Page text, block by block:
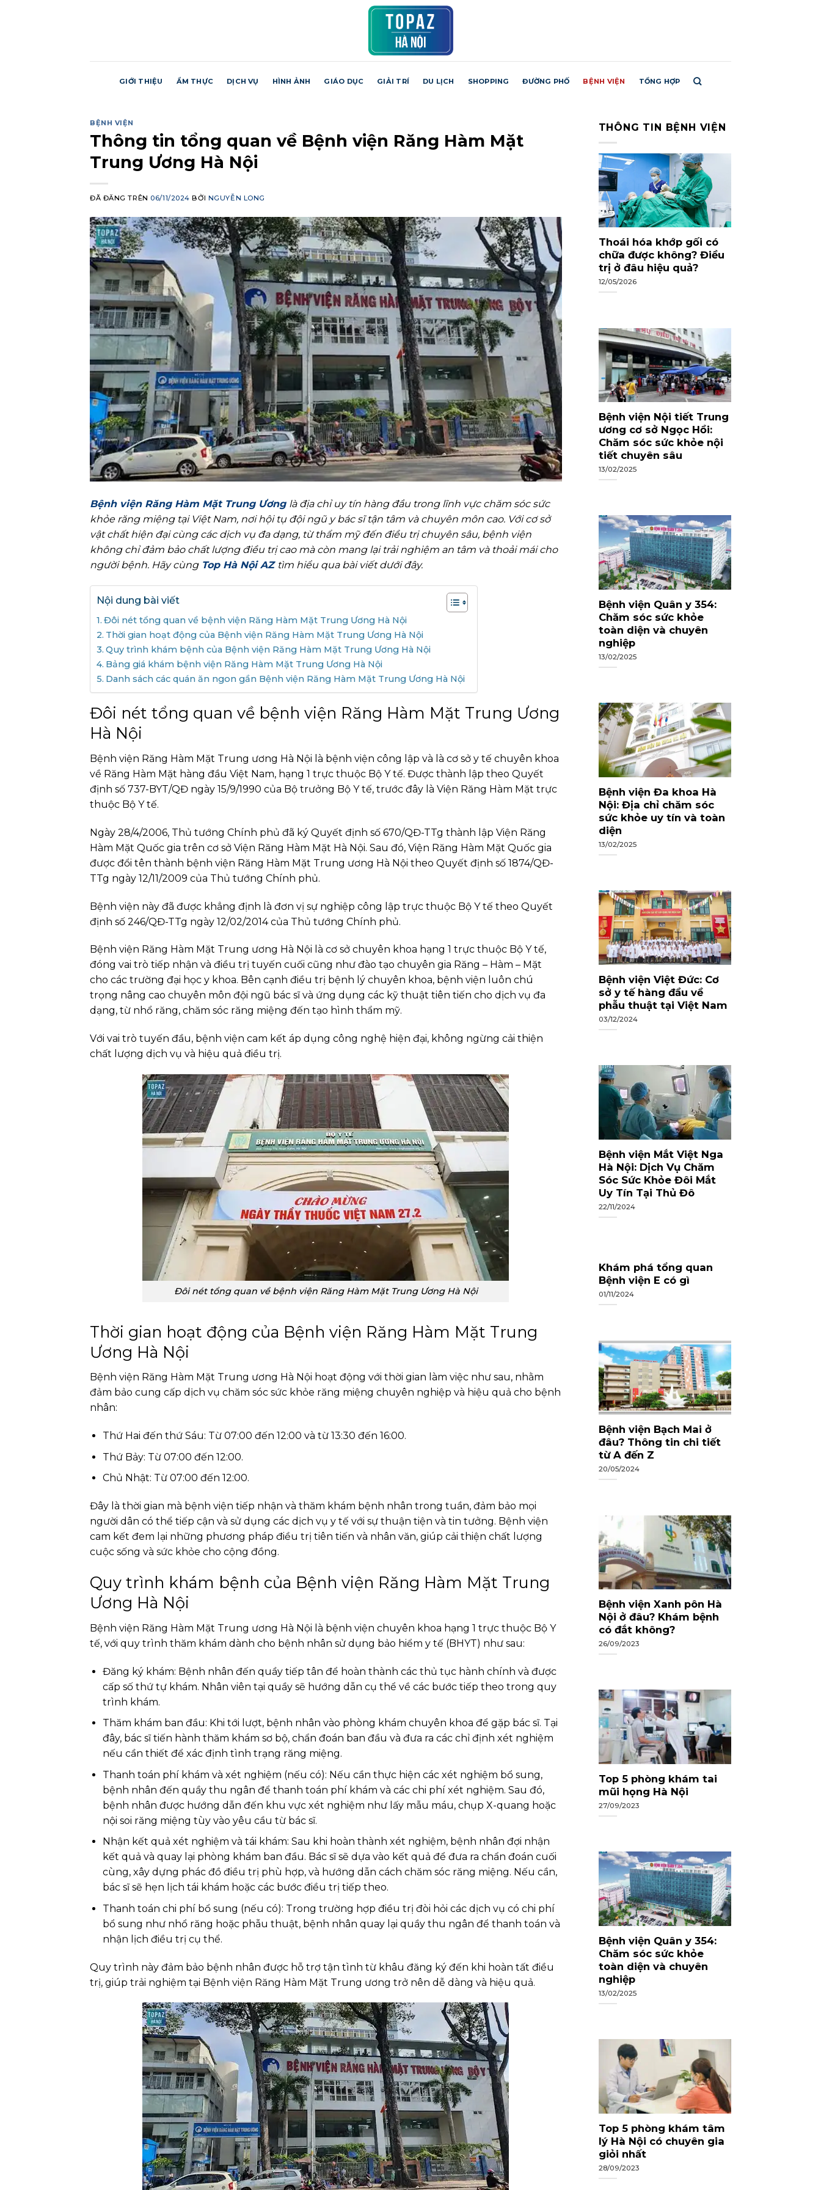
GIỚI THIỆU ẨM THỰC DỊCH VỤ HÌNH ẢNH GIÁO DỤC GIẢI TRÍ DU LỊCH SHOPPING ĐƯỜNG PHỐ BỆNH VIỆN TỔNG HỢP
BỆNH VIỆN
Thông tin tổng quan về Bệnh viện Răng Hàm Mặt
Trung Ương Hà Nội
ĐÃ ĐĂNG TRÊN 06/11/2024 BỞI NGUYỄN LONG
Bệnh viện Răng Hàm Mặt Trung Ương là địa chỉ uy tín hàng đầu trong lĩnh vực chăm sóc sức
khỏe răng miệng tại Việt Nam, nơi hội tụ đội ngũ y bác sĩ tận tâm và chuyên môn cao. Với cơ sở
vật chất hiện đại cùng các dịch vụ đa dạng, từ thẩm mỹ đến điều trị chuyên sâu, bệnh viện
không chỉ đảm bảo chất lượng điều trị cao mà còn mang lại trải nghiệm an tâm và thoải mái cho
người bệnh. Hãy cùng Top Hà Nội AZ tìm hiểu qua bài viết dưới đây.
Nội dung bài viết
Đôi nét tổng quan về bệnh viện Răng Hàm Mặt Trung Ương Hà Nội
Thời gian hoạt động của Bệnh viện Răng Hàm Mặt Trung Ương Hà Nội
Quy trình khám bệnh của Bệnh viện Răng Hàm Mặt Trung Ương Hà Nội
Bảng giá khám bệnh viện Răng Hàm Mặt Trung Ương Hà Nội
Danh sách các quán ăn ngon gần Bệnh viện Răng Hàm Mặt Trung Ương Hà Nội
Đôi nét tổng quan về bệnh viện Răng Hàm Mặt Trung Ương
Hà Nội
Bệnh viện Răng Hàm Mặt Trung ương Hà Nội là bệnh viện công lập và là cơ sở y tế chuyên khoa
về Răng Hàm Mặt hàng đầu Việt Nam, hạng 1 trực thuộc Bộ Y tế. Được thành lập theo Quyết
định số 737-BYT/QĐ ngày 15/9/1990 của Bộ trưởng Bộ Y tế, trước đây là Viện Răng Hàm Mặt trực
thuộc Bộ Y tế.
Ngày 28/4/2006, Thủ tướng Chính phủ đã ký Quyết định số 670/QĐ-TTg thành lập Viện Răng
Hàm Mặt Quốc gia trên cơ sở Viện Răng Hàm Mặt Hà Nội. Sau đó, Viện Răng Hàm Mặt Quốc gia
được đổi tên thành bệnh viện Răng Hàm Mặt Trung ương Hà Nội theo Quyết định số 1874/QĐ-
TTg ngày 12/11/2009 của Thủ tướng Chính phủ.
Bệnh viện này đã được khẳng định là đơn vị sự nghiệp công lập trực thuộc Bộ Y tế theo Quyết
định số 246/QĐ-TTg ngày 12/02/2014 của Thủ tướng Chính phủ.
Bệnh viện Răng Hàm Mặt Trung ương Hà Nội là cơ sở chuyên khoa hạng 1 trực thuộc Bộ Y tế,
đóng vai trò tiếp nhận và điều trị tuyến cuối cũng như đào tạo chuyên gia Răng – Hàm – Mặt
cho các trường đại học y khoa. Bên cạnh điều trị bệnh lý chuyên khoa, bệnh viện luôn chú
trọng nâng cao chuyên môn đội ngũ bác sĩ và ứng dụng các kỹ thuật tiên tiến cho dịch vụ đa
dạng, từ nhổ răng, chăm sóc răng miệng đến tạo hình thẩm mỹ.
Với vai trò tuyến đầu, bệnh viện cam kết áp dụng công nghệ hiện đại, không ngừng cải thiện
chất lượng dịch vụ và hiệu quả điều trị.
Đôi nét tổng quan về bệnh viện Răng Hàm Mặt Trung Ương Hà Nội
Thời gian hoạt động của Bệnh viện Răng Hàm Mặt Trung
Ương Hà Nội
Bệnh viện Răng Hàm Mặt Trung ương Hà Nội hoạt động với thời gian làm việc như sau, nhằm
đảm bảo cung cấp dịch vụ chăm sóc sức khỏe răng miệng chuyên nghiệp và hiệu quả cho bệnh
nhân:
Thứ Hai đến thứ Sáu: Từ 07:00 đến 12:00 và từ 13:30 đến 16:00.
Thứ Bảy: Từ 07:00 đến 12:00.
Chủ Nhật: Từ 07:00 đến 12:00.
Đây là thời gian mà bệnh viện tiếp nhận và thăm khám bệnh nhân trong tuần, đảm bảo mọi
người dân có thể tiếp cận và sử dụng các dịch vụ y tế với sự thuận tiện và tin tưởng. Bệnh viện
cam kết đem lại những phương pháp điều trị tiên tiến và nhân văn, giúp cải thiện chất lượng
cuộc sống và sức khỏe cho cộng đồng.
Quy trình khám bệnh của Bệnh viện Răng Hàm Mặt Trung
Ương Hà Nội
Bệnh viện Răng Hàm Mặt Trung ương Hà Nội là bệnh viện chuyên khoa hạng 1 trực thuộc Bộ Y
tế, với quy trình thăm khám dành cho bệnh nhân sử dụng bảo hiểm y tế (BHYT) như sau:
Đăng ký khám: Bệnh nhân đến quầy tiếp tân để hoàn thành các thủ tục hành chính và được
cấp số thứ tự khám. Nhân viên tại quầy sẽ hướng dẫn cụ thể về các bước tiếp theo trong quy
trình khám.
Thăm khám ban đầu: Khi tới lượt, bệnh nhân vào phòng khám chuyên khoa để gặp bác sĩ. Tại
đây, bác sĩ tiến hành thăm khám sơ bộ, chẩn đoán ban đầu và đưa ra các chỉ định xét nghiệm
nếu cần thiết để xác định tình trạng răng miệng.
Thanh toán phí khám và xét nghiệm (nếu có): Nếu cần thực hiện các xét nghiệm bổ sung,
bệnh nhân đến quầy thu ngân để thanh toán phí khám và các chi phí xét nghiệm. Sau đó,
bệnh nhân được hướng dẫn đến khu vực xét nghiệm như lấy mẫu máu, chụp X-quang hoặc
nội soi răng miệng tùy vào yêu cầu từ bác sĩ.
Nhận kết quả xét nghiệm và tái khám: Sau khi hoàn thành xét nghiệm, bệnh nhân đợi nhận
kết quả và quay lại phòng khám ban đầu. Bác sĩ sẽ dựa vào kết quả để đưa ra chẩn đoán cuối
cùng, xây dựng phác đồ điều trị phù hợp, và hướng dẫn cách chăm sóc răng miệng. Nếu cần,
bác sĩ sẽ hẹn lịch tái khám hoặc các bước điều trị tiếp theo.
Thanh toán chi phí bổ sung (nếu có): Trong trường hợp điều trị đòi hỏi các dịch vụ có chi phí
bổ sung như nhổ răng hoặc phẫu thuật, bệnh nhân quay lại quầy thu ngân để thanh toán và
nhận lịch điều trị cụ thể.
Quy trình này đảm bảo bệnh nhân được hỗ trợ tận tình từ khâu đăng ký đến khi hoàn tất điều
trị, giúp trải nghiệm tại Bệnh viện Răng Hàm Mặt Trung ương trở nên dễ dàng và hiệu quả.
THÔNG TIN BỆNH VIỆN
Thoái hóa khớp gối có
chữa được không? Điều
trị ở đâu hiệu quả?
12/05/2026
Bệnh viện Nội tiết Trung
ương cơ sở Ngọc Hồi:
Chăm sóc sức khỏe nội
tiết chuyên sâu
13/02/2025
Bệnh viện Quân y 354:
Chăm sóc sức khỏe
toàn diện và chuyên
nghiệp
13/02/2025
Bệnh viện Đa khoa Hà
Nội: Địa chỉ chăm sóc
sức khỏe uy tín và toàn
diện
13/02/2025
Bệnh viện Việt Đức: Cơ
sở y tế hàng đầu về
phẫu thuật tại Việt Nam
03/12/2024
Bệnh viện Mắt Việt Nga
Hà Nội: Dịch Vụ Chăm
Sóc Sức Khỏe Đôi Mắt
Uy Tín Tại Thủ Đô
22/11/2024
Khám phá tổng quan
Bệnh viện E có gì
01/11/2024
Bệnh viện Bạch Mai ở
đâu? Thông tin chi tiết
từ A đến Z
20/05/2024
Bệnh viện Xanh pôn Hà
Nội ở đâu? Khám bệnh
có đắt không?
26/09/2023
Top 5 phòng khám tai
mũi họng Hà Nội
27/09/2023
Bệnh viện Quân y 354:
Chăm sóc sức khỏe
toàn diện và chuyên
nghiệp
13/02/2025
Top 5 phòng khám tâm
lý Hà Nội có chuyên gia
giỏi nhất
28/09/2023